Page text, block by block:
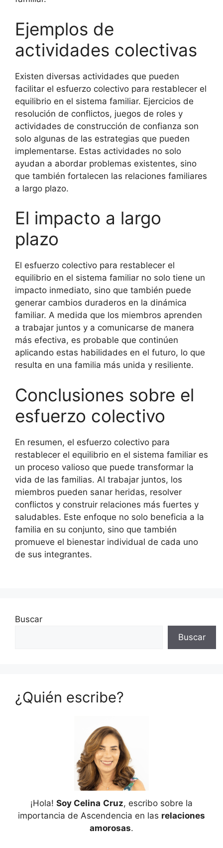
Ejemplos de
actividades colectivas
Existen diversas actividades que pueden
facilitar el esfuerzo colectivo para restablecer el
equilibrio en el sistema familiar. Ejercicios de
resolución de conflictos, juegos de roles y
actividades de construcción de confianza son
solo algunas de las estrategias que pueden
implementarse. Estas actividades no solo
ayudan a abordar problemas existentes, sino
que también fortalecen las relaciones familiares
a largo plazo.
El impacto a largo
plazo
El esfuerzo colectivo para restablecer el
equilibrio en el sistema familiar no solo tiene un
impacto inmediato, sino que también puede
generar cambios duraderos en la dinámica
familiar. A medida que los miembros aprenden
a trabajar juntos y a comunicarse de manera
más efectiva, es probable que continúen
aplicando estas habilidades en el futuro, lo que
resulta en una familia más unida y resiliente.
Conclusiones sobre el
esfuerzo colectivo
En resumen, el esfuerzo colectivo para
restablecer el equilibrio en el sistema familiar es
un proceso valioso que puede transformar la
vida de las familias. Al trabajar juntos, los
miembros pueden sanar heridas, resolver
conflictos y construir relaciones más fuertes y
saludables. Este enfoque no solo beneficia a la
familia en su conjunto, sino que también
promueve el bienestar individual de cada uno
de sus integrantes.
Buscar
Buscar
¿Quién escribe?
¡Hola! Soy Celina Cruz, escribo sobre la
importancia de Ascendencia en las relaciones
amorosas.